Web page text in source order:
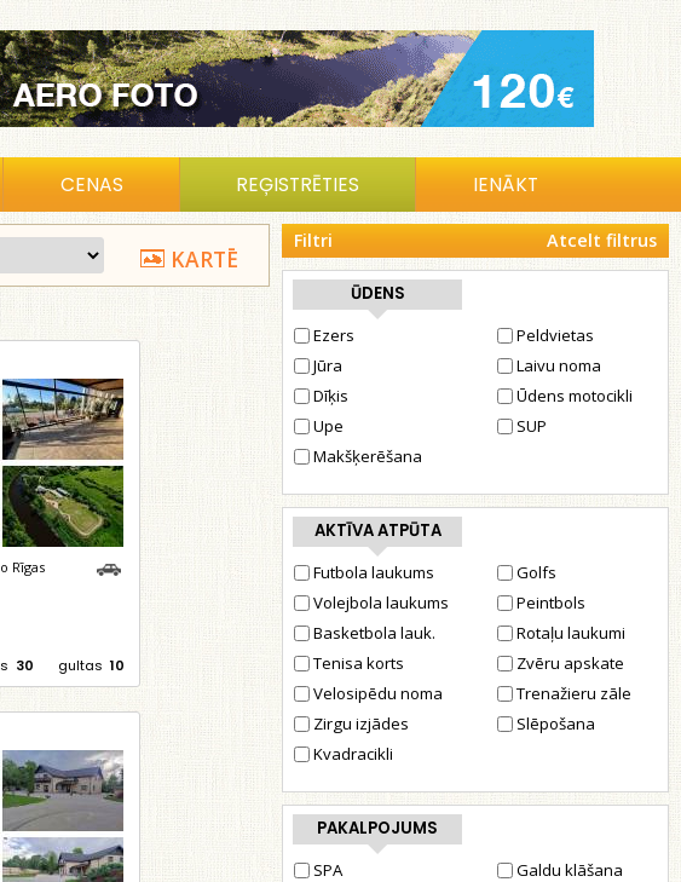
CENAS REĢISTRĒTIES IENĀKT
Filtri Atcelt filtrus
ŪDENS
Ezers
Jūra
Dīķis
Upe
Makšķerēšana
Peldvietas
Laivu noma
Ūdens motocikli
SUP
AKTĪVA ATPŪTA
Futbola laukums
Volejbola laukums
Basketbola lauk.
Tenisa korts
Velosipēdu noma
Zirgu izjādes
Kvadracikli
Golfs
Peintbols
Rotaļu laukumi
Zvēru apskate
Trenažieru zāle
Slēpošana
PAKALPOJUMS
SPA
Galdu klāšana
KARTĒ
Rīgas
gultas 10
30